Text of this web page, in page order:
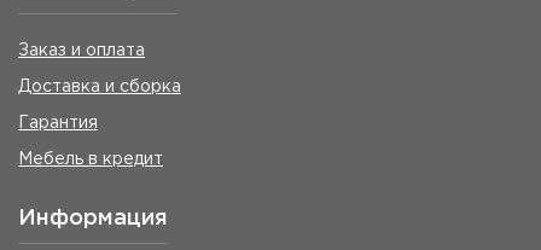
Заказ и оплата
Доставка и сборка
Гарантия
Мебель в кредит
Информация